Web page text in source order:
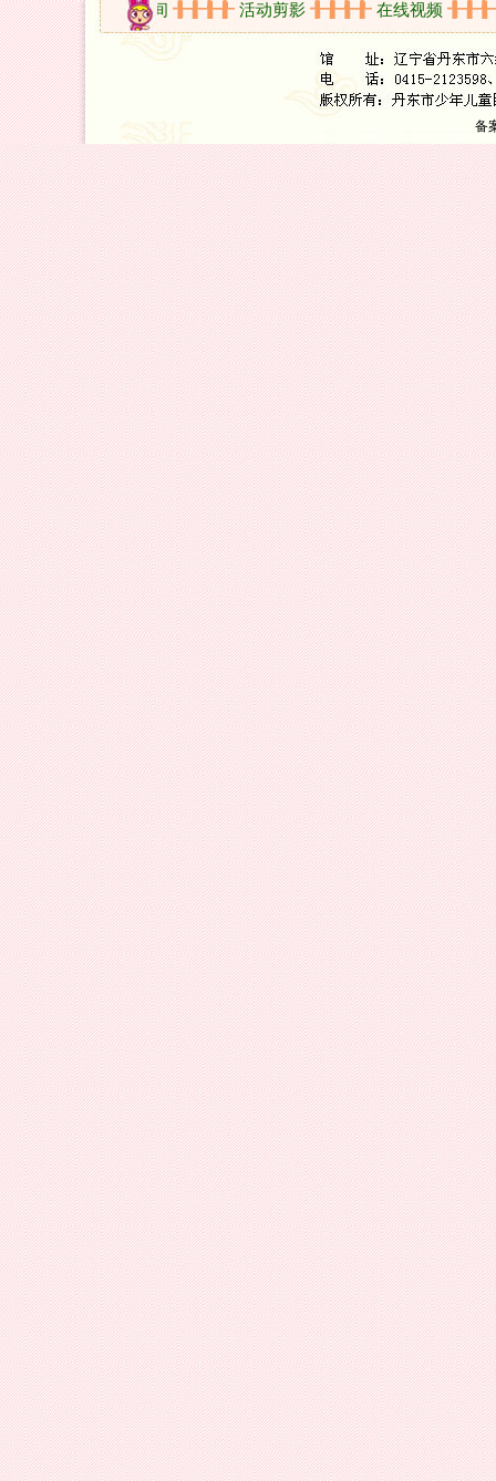
开放时间 活动剪影 在线视频
备